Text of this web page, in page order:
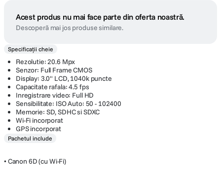
Acest produs nu mai face parte din oferta noastră.
Descoperă mai jos produse similare.
Specificații cheie
Rezolutie: 20.6 Mpx
Senzor: Full Frame CMOS
Display: 3.0" LCD, 1040k puncte
Capacitate rafala: 4.5 fps
Inregistrare video: Full HD
Sensibilitate: ISO Auto: 50 - 102400
Memorie: SD, SDHC si SDXC
Wi-Fi incorporat
GPS incorporat
Pachetul include
• Canon 6D (cu Wi-Fi)